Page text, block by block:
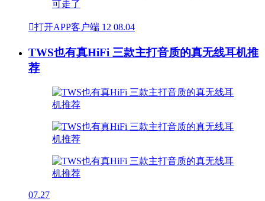
打开APP客户端 12 08.04
TWS也有真HiFi 三款主打音质的真无线耳机推
荐
07.27